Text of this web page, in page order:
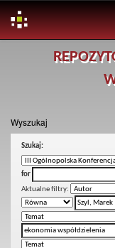
Wyszukaj
Szukaj:
for
Aktualne filtry: